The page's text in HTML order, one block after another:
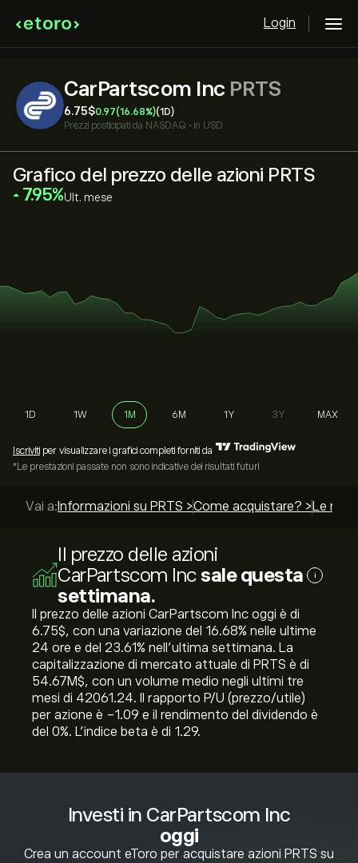
Login
CarPartscom Inc PRTS
6.75‎$‎0.97(16.68%)(1D)
Prezzi posticipati da NASDAQ • in USD
Investi in CarPartscom Inc
oggi
Crea un account eToro per acquistare azioni PRTS su
Grafico del prezzo delle azioni PRTS
‎7.95‎ Ult. mese
1D 1W 1M 6M 1Y 3Y MAX
Iscriviti per visualizzare i grafici completi forniti da
*Le prestazioni passate non sono indicative dei risultati futuri
Vai a: Informazioni su PRTS >Come acquistare? > Le
Il prezzo delle azioni
CarPartscom Incsale questa
settimana.
i
Il prezzo delle azioni CarPartscom Inc oggi è di
6.75‎$‎, con una variazione del ‎16.68‎% nelle ultime
24 ore e del ‎23.61‎% nell'ultima settimana. La
capitalizzazione di mercato attuale di PRTS è di
54.67M‎$‎, con un volume medio negli ultimi tre
mesi di 42061.24. Il rapporto P/U (prezzo/utile)
per azione è -1.09 e il rendimento del dividendo è
del 0%. L'indice beta è di 1.29.